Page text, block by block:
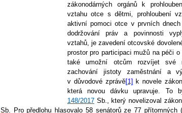
zákonodárných orgánů k
vztahu otce s dětmi, prohloubení
aktivní pomoci otce v prvních
dodržování práv a povinnosti
vztahů, je zavedení otcovské
prostor pro participaci mužů na péči
také umožní otcům rozvíjet své
zachování jistoty zaměstnání a
v důvodové zprávě[1] k novele
která novou dávku upravuje. To
148/2017 Sb., který novelizoval
Sb. Pro předlohu hlasovalo 58 senátorů ze 77